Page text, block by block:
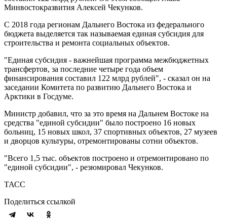
Минвостокразвития Алексей Чекунков.
С 2018 года регионам Дальнего Востока из федерального
бюджета выделяется так называемая единая субсидия для
строительства и ремонта социальных объектов.
"Единая субсидия - важнейшая программа межбюджетных
трансфертов, за последние четыре года объем
финансирования составил 122 млрд рублей", - сказал он на
заседании Комитета по развитию Дальнего Востока и
Арктики в Госдуме.
Министр добавил, что за это время на Дальнем Востоке на
средства "единой субсидии" было построено 16 новых
больниц, 15 новых школ, 37 спортивных объектов, 27 музеев
и дворцов культуры, отремонтированы сотни объектов.
"Всего 1,5 тыс. объектов построено и отремонтировано по
"единой субсидии", - резюмировал Чекунков.
ТАСС
Поделиться ссылкой